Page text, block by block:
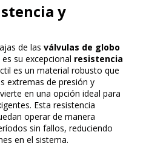
y
de las válvulas de globo
su excepcional resistencia
es un material robusto que
extremas de presión y
en una opción ideal para
Esta resistencia
operar de manera
sin fallos, reduciendo
en el sistema.